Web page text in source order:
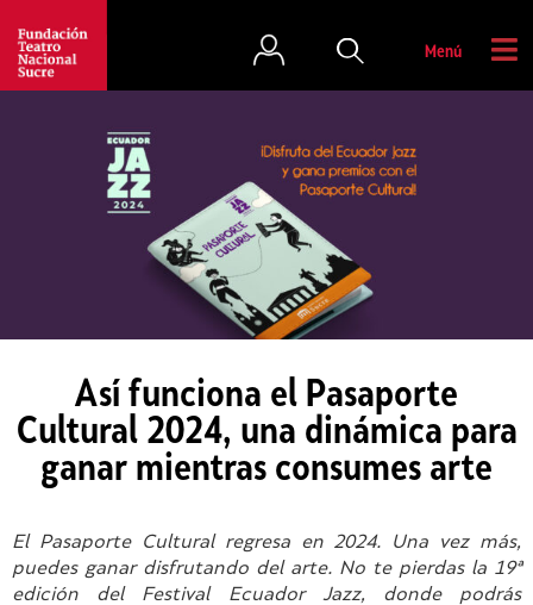
Menú
Así funciona el Pasaporte
Cultural 2024, una dinámica para
ganar mientras consumes arte
El Pasaporte Cultural regresa en 2024. Una vez más,
puedes ganar disfrutando del arte. No te pierdas la 19ª
edición del Festival Ecuador Jazz, donde podrás